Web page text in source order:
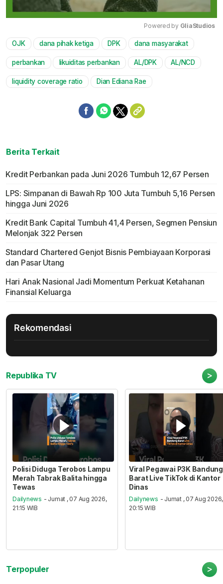
Mute
Powered by GliaStudios
OJK dana pihak ketiga DPK dana masyarakat
perbankan likuiditas perbankan AL/DPK AL/NCD
liquidity coverage ratio Dian Ediana Rae
Berita Terkait
Kredit Perbankan pada Juni 2026 Tumbuh 12,67 Persen
LPS: Simpanan di Bawah Rp 100 Juta Tumbuh 5,16 Persen
hingga Juni 2026
Kredit Bank Capital Tumbuh 41,4 Persen, Segmen Pensiun
Melonjak 322 Persen
Standard Chartered Genjot Bisnis Pembiayaan Korporasi
dan Pasar Utang
Hari Anak Nasional Jadi Momentum Perkuat Ketahanan
Finansial Keluarga
Rekomendasi
Republika TV >
Polisi Diduga Terobos Lampu
Merah Tabrak Balita hingga
Tewas
Dailynews - Jumat , 07 Aug 2026,
21:15 WIB
Viral Pegawai P3K Bandung
Barat Live TikTok di Kantor
Dinas
Dailynews - Jumat , 07 Aug 2026,
20:15 WIB
Terpopuler >